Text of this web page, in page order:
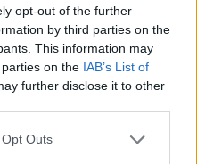
opt-out of the further
by third parties on the
This information may
on the IAB’s List of
further disclose it to other
uses one or more Google
Outs